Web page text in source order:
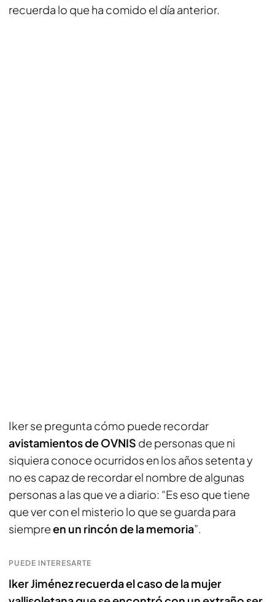
recuerda lo que ha comido el día anterior.
Iker se pregunta cómo puede recordar
avistamientos de OVNIS de personas que ni
siquiera conoce ocurridos en los años setenta y
no es capaz de recordar el nombre de algunas
personas a las que ve a diario: “Es eso que tiene
que ver con el misterio lo que se guarda para
siempreen un rincón de la memoria”.
PUEDE INTERESARTE
Iker Jiménez recuerda el caso de la mujer